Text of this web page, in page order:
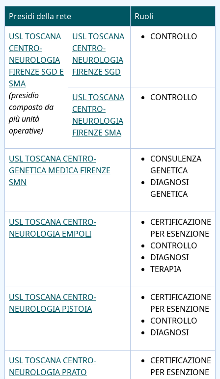
Presidi della rete
Ruoli
USL TOSCANA
CENTRO-
NEUROLOGIA
FIRENZE SGD E
SMA
(presidio
composto da
più unità
operative)
USL TOSCANA
CENTRO-
NEUROLOGIA
FIRENZE SGD
CONTROLLO
USL TOSCANA
CENTRO-
NEUROLOGIA
FIRENZE SMA
CONTROLLO
USL TOSCANA CENTRO-
GENETICA MEDICA FIRENZE
SMN
CONSULENZA
GENETICA
DIAGNOSI
GENETICA
USL TOSCANA CENTRO-
NEUROLOGIA EMPOLI
CERTIFICAZIONE
PER ESENZIONE
CONTROLLO
DIAGNOSI
TERAPIA
USL TOSCANA CENTRO-
NEUROLOGIA PISTOIA
CERTIFICAZIONE
PER ESENZIONE
CONTROLLO
DIAGNOSI
USL TOSCANA CENTRO-
NEUROLOGIA PRATO
CERTIFICAZIONE
PER ESENZIONE